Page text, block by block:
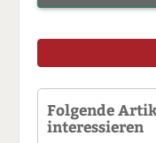
Folgende
interessieren